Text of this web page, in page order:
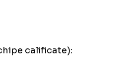
calificate):